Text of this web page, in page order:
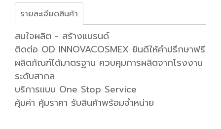
รายละเอียดสินค้า
สนใจผลิต - สร้างแบรนด์
ติดต่อ OD INNOVACOSMEX ยินดีให้คำปรึกษาฟรี
ผลิตภัณฑ์ได้มาตรฐาน ควบคุมการผลิตจากโรงงาน
ระดับสากล
บริการแบบ One Stop Service
คุ้มค่า คุ้มราคา รับสินค้าพร้อมจำหน่าย